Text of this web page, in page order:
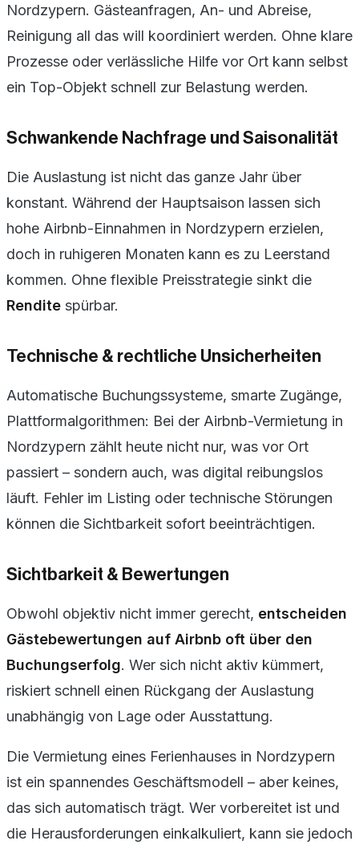
Nordzypern. Gästeanfragen, An- und Abreise,
Reinigung all das will koordiniert werden. Ohne klare
Prozesse oder verlässliche Hilfe vor Ort kann selbst
ein Top-Objekt schnell zur Belastung werden.
Schwankende Nachfrage und Saisonalität
Die Auslastung ist nicht das ganze Jahr über
konstant. Während der Hauptsaison lassen sich
hohe Airbnb-Einnahmen in Nordzypern erzielen,
doch in ruhigeren Monaten kann es zu Leerstand
kommen. Ohne flexible Preisstrategie sinkt die
Rendite spürbar.
Technische & rechtliche Unsicherheiten
Automatische Buchungssysteme, smarte Zugänge,
Plattformalgorithmen: Bei der Airbnb-Vermietung in
Nordzypern zählt heute nicht nur, was vor Ort
passiert – sondern auch, was digital reibungslos
läuft. Fehler im Listing oder technische Störungen
können die Sichtbarkeit sofort beeinträchtigen.
Sichtbarkeit & Bewertungen
Obwohl objektiv nicht immer gerecht, entscheiden
Gästebewertungen auf Airbnb oft über den
Buchungserfolg. Wer sich nicht aktiv kümmert,
riskiert schnell einen Rückgang der Auslastung
unabhängig von Lage oder Ausstattung.
Die Vermietung eines Ferienhauses in Nordzypern
ist ein spannendes Geschäftsmodell – aber keines,
das sich automatisch trägt. Wer vorbereitet ist und
die Herausforderungen einkalkuliert, kann sie jedoch